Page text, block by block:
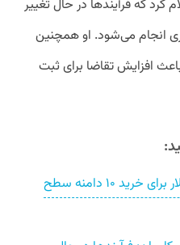
کرد که فرآیندها در حال تغییر
انجام می‌شود. او همچنین
افزایش تقاضا برای ثبت
یک میلیون و ۸۰۰ هزار دلار برای خرید ۱۰ دامنه‌ سطح